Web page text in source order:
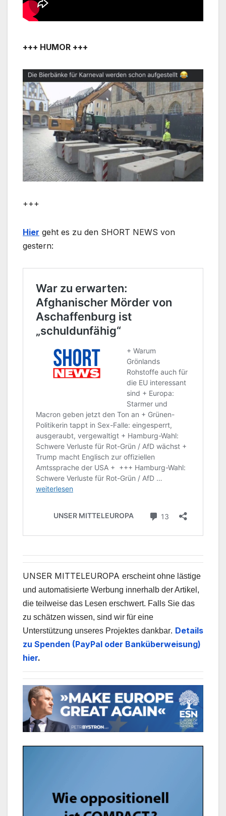
+++ HUMOR +++
+++
Hier geht es zu den SHORT NEWS von
gestern:
UNSER MITTELEUROPA erscheint ohne lästige
und automatisierte Werbung innerhalb der Artikel,
die teilweise das Lesen erschwert. Falls Sie das
zu schätzen wissen, sind wir für eine
Unterstützung unseres Projektes dankbar. Details
zu Spenden (PayPal oder Banküberweisung)
hier.